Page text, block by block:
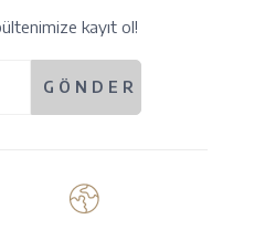
kayıt ol!